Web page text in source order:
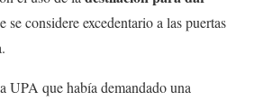
se considere excedentario a las puertas
UPA que había demandado una